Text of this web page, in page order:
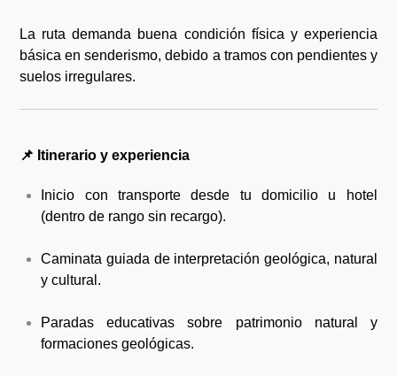
La ruta demanda buena condición física y experiencia
básica en senderismo, debido a tramos con pendientes y
suelos irregulares.
📌 Itinerario y experiencia
Inicio con transporte desde tu domicilio u hotel
(dentro de rango sin recargo).
Caminata guiada de interpretación geológica, natural
y cultural.
Paradas educativas sobre patrimonio natural y
formaciones geológicas.